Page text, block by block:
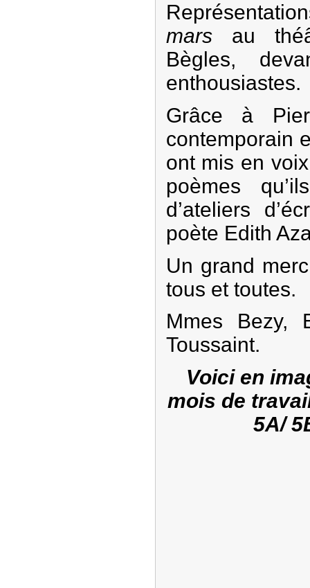
marsau
Bègles,
enthousiastes.
Grâce à
contemporain
ont mis en
poèmes
d’ateliers
poète Edith
Un grand
tous et toutes.
Mmes Bezy,
Toussaint.
Voici en
mois de
5A/